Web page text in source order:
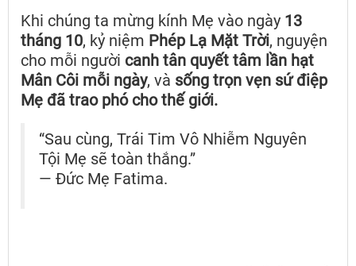
Khi chúng ta mừng kính Mẹ vào ngày 13
tháng 10, kỷ niệm Phép Lạ Mặt Trời, nguyện
cho mỗi người canh tân quyết tâm lần hạt
Mân Côi mỗi ngày, và sống trọn vẹn sứ điệp
Mẹ đã trao phó cho thế giới.
“Sau cùng, Trái Tim Vô Nhiễm Nguyên
Tội Mẹ sẽ toàn thắng.”
— Đức Mẹ Fatima.